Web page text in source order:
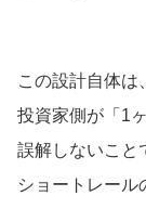
この設計自体は
投資家側が「1
誤解しないこと
ショートレール